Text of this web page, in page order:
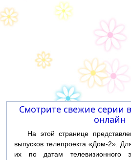
Смотрите свежие серии
онлайн
На этой странице
выпусков телепроекта «Дом-2».
их по датам телевизионного